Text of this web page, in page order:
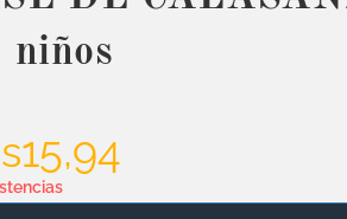
niños
15,94